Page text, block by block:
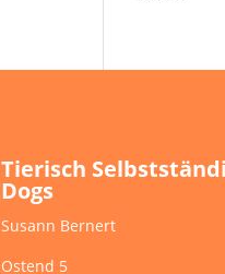
Tierisch
Dogs
Susann Bernert
Ostend 5